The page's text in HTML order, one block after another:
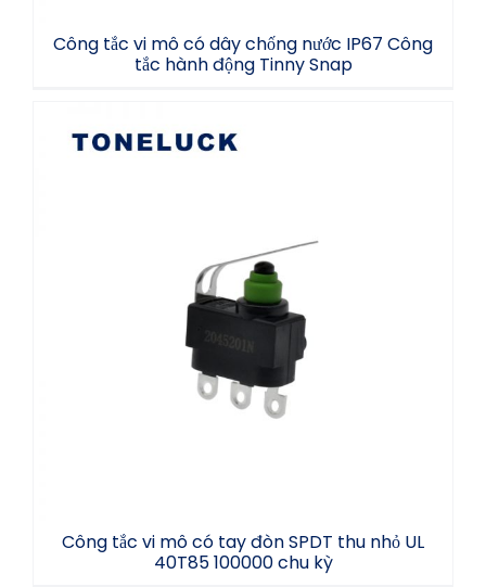
Công tắc vi mô có dây chống nước IP67 Công
tắc hành động Tinny Snap
Công tắc vi mô có tay đòn SPDT thu nhỏ
UL 40T85 100000 chu kỳ
Công tắc vi mô có tay đòn SPDT thu nhỏ UL
40T85 100000 chu kỳ